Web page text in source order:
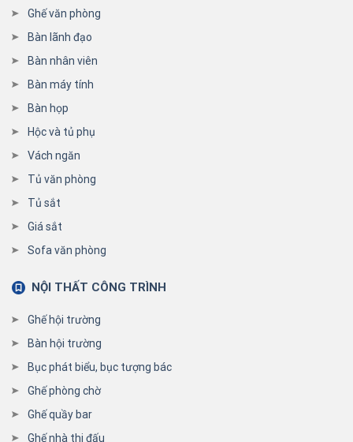
Ghế văn phòng
Bàn lãnh đạo
Bàn nhân viên
Bàn máy tính
Bàn họp
Hộc và tủ phụ
Vách ngăn
Tủ văn phòng
Tủ sắt
Giá sắt
Sofa văn phòng
NỘI THẤT CÔNG TRÌNH
Ghế hội trường
Bàn hội trường
Bục phát biểu, bục tượng bác
Ghế phòng chờ
Ghế quầy bar
Ghế nhà thi đấu